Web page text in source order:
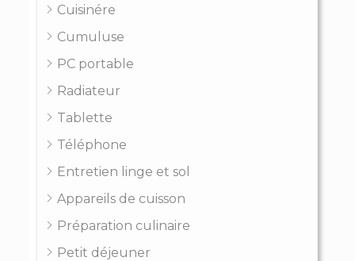
Cuisinére
Cumuluse
PC portable
Radiateur
Tablette
Téléphone
Entretien linge et sol
Appareils de cuisson
Préparation culinaire
Petit déjeuner